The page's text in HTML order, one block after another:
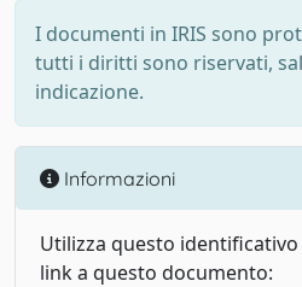
I documenti in IRIS sono
tutti i diritti sono riservati,
indicazione.
Informazioni
Utilizza questo
link a questo documento: